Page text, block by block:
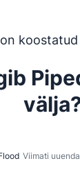
inglise
Viimati